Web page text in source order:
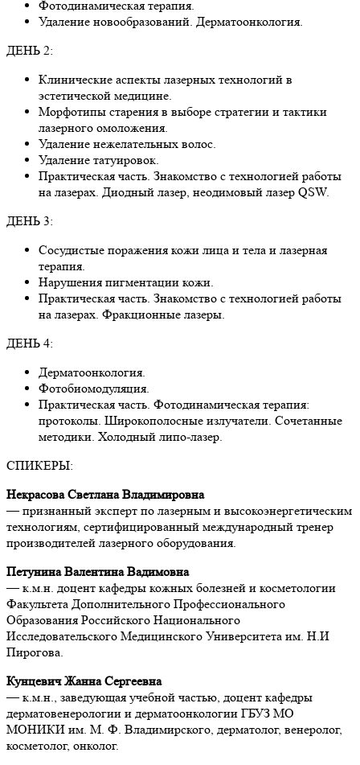
Фотодинамическая терапия.
Удаление новообразований. Дерматоонкология.
ДЕНЬ 2:
Клинические аспекты лазерных технологий в
эстетической медицине.
Морфотипы старения в выборе стратегии и тактики
лазерного омоложения.
Удаление нежелательных волос.
Удаление татуировок.
Практическая часть. Знакомство с технологией работы
на лазерах. Диодный лазер, неодимовый лазер QSW.
ДЕНЬ 3:
Сосудистые поражения кожи лица и тела и лазерная
терапия.
Нарушения пигментации кожи.
Практическая часть. Знакомство с технологией работы
на лазерах. Фракционные лазеры.
ДЕНЬ 4:
Дерматоонкология.
Фотобиомодуляция.
Практическая часть. Фотодинамическая терапия:
протоколы. Широкополосные излучатели. Сочетанные
методики. Холодный липо-лазер.
СПИКЕРЫ:
Некрасова Светлана Владимировна
— признанный эксперт по лазерным и высокоэнергетическим
технологиям, сертифицированный международный тренер
производителей лазерного оборудования.
Петунина Валентина Вадимовна
— к.м.н. доцент кафедры кожных болезней и косметологии
Факультета Дополнительного Профессионального
Образования Российского Национального
Исследовательского Медицинского Университета им. Н.И
Пирогова.
Кунцевич Жанна Сергеевна
— к.м.н., заведующая учебной частью, доцент кафедры
дерматовенерологии и дерматоонкологии ГБУЗ МО
МОНИКИ им. М. Ф. Владимирского, дерматолог, венеролог,
косметолог, онколог.